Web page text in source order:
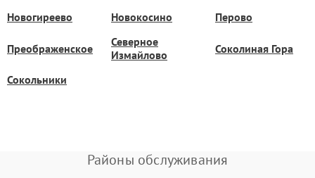
Новогиреево Новокосино Перово
Преображенское
Северное
Измайлово
Соколиная Гора
Сокольники
Районы обслуживания